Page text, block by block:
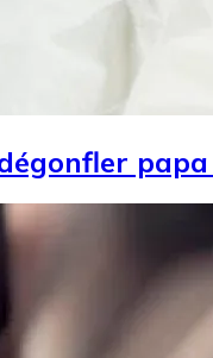
papa